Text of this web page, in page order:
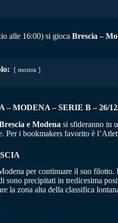
alle 16:00) si gioca Brescia –
mostra
MODENA – SERIE B – 26/
e Modena si sfideranno in
Per i bookmakers favorito è
per continuare il suo
sono precipitati in tredicesima
la zona alta della classifica